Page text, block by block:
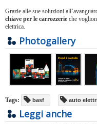
Grazie alle sue soluzioni
chiave per le carrozzerie che
elettrica.
Photogallery
Tags: basf auto
Leggi anche